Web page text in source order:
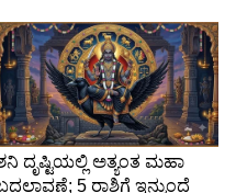
Chanakya Niti: ಈ 4 ಜನರು
ಗಂಡ-ಹೆಂಡತಿ ಸಂಬಂಧದಲ್ಲಿ
ಬಿರುಕು ಮೂಡಿಸುತ್ತಾರೆ, ಅವರಿಂದ